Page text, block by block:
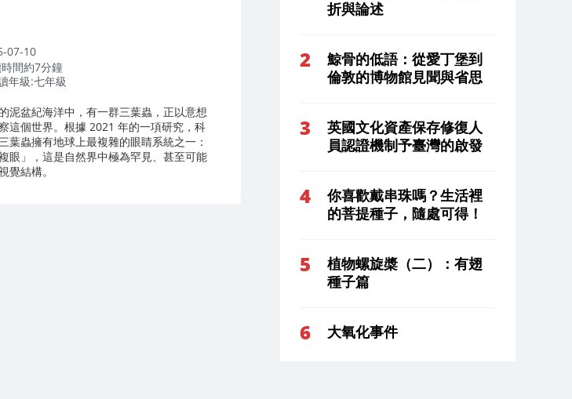
07-10
間約7分鐘
年級:七年級
泥盆紀海洋中，有一群三葉蟲，正以意想
這個世界。根據 2021 年的一項研究，科
葉蟲擁有地球上最複雜的眼睛系統之一：
眼」，這是自然界中極為罕見、甚至可能
覺結構。
折與論述
鯨骨的低語：從愛丁堡到
倫敦的博物館見聞與省思
英國文化資產保存修復人
員認證機制予臺灣的啟發
你喜歡戴串珠嗎？生活裡
的菩提種子，隨處可得！
植物螺旋槳（二）：有翅
種子篇
大氧化事件